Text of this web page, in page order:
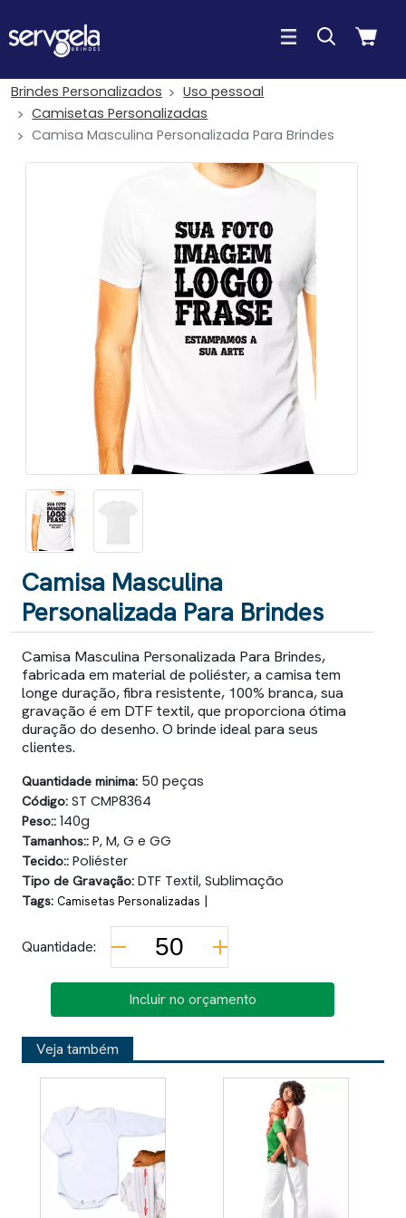
Brindes Personalizados
Uso pessoal
Camisetas Personalizadas
Camisa Masculina Personalizada Para Brindes
Camisa Masculina
Personalizada Para Brindes
Camisa Masculina Personalizada Para Brindes,
fabricada em material de poliéster, a camisa tem
longe duração, fibra resistente, 100% branca, sua
gravação é em DTF textil, que proporciona ótima
duração do desenho. O brinde ideal para seus
clientes.
Quantidade minima: 50 peças
Código: ST CMP8364
Peso:: 140g
Tamanhos:: P, M, G e GG
Tecido:: Poliéster
Tipo de Gravação: DTF Textil, Sublimação
Tags: Camisetas Personalizadas |
Quantidade:
Incluir no orçamento
Veja também